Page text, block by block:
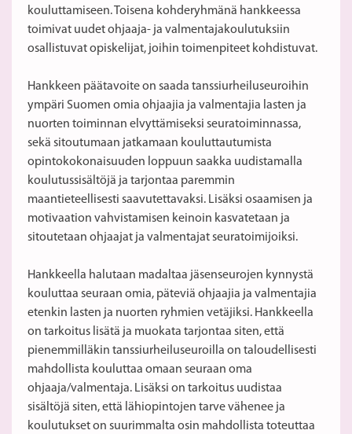
kouluttamiseen. Toisena kohderyhmänä hankkeessa
toimivat uudet ohjaaja- ja valmentajakoulutuksiin
osallistuvat opiskelijat, joihin toimenpiteet kohdistuvat.
Hankkeen päätavoite on saada tanssiurheiluseuroihin
ympäri Suomen omia ohjaajia ja valmentajia lasten ja
nuorten toiminnan elvyttämiseksi seuratoiminnassa,
sekä sitoutumaan jatkamaan kouluttautumista
opintokokonaisuuden loppuun saakka uudistamalla
koulutussisältöjä ja tarjontaa paremmin
maantieteellisesti saavutettavaksi. Lisäksi osaamisen ja
motivaation vahvistamisen keinoin kasvatetaan ja
sitoutetaan ohjaajat ja valmentajat seuratoimijoiksi.
Hankkeella halutaan madaltaa jäsenseurojen kynnystä
kouluttaa seuraan omia, päteviä ohjaajia ja valmentajia
etenkin lasten ja nuorten ryhmien vetäjiksi. Hankkeella
on tarkoitus lisätä ja muokata tarjontaa siten, että
pienemmilläkin tanssiurheiluseuroilla on taloudellisesti
mahdollista kouluttaa omaan seuraan oma
ohjaaja/valmentaja. Lisäksi on tarkoitus uudistaa
sisältöjä siten, että lähiopintojen tarve vähenee ja
koulutukset on suurimmalta osin mahdollista toteuttaa